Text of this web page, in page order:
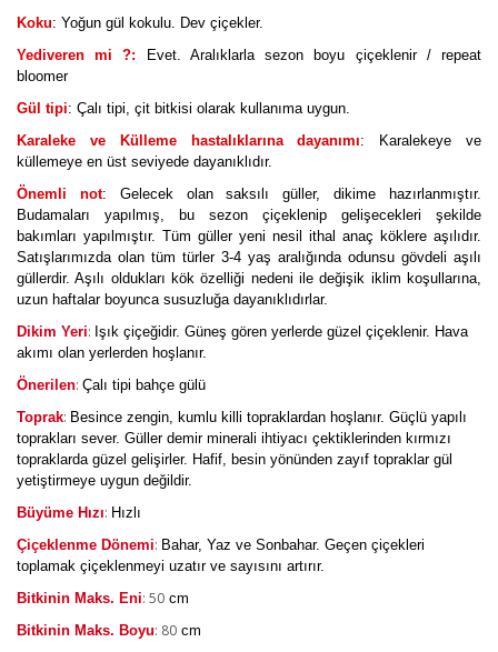
Koku: Yoğun gül kokulu. Dev çiçekler.
Yediveren mi ?:
Evet. Aralıklarla sezon boyu çiçeklenir / repeat
bloomer
Gül tipi: Çalı tipi, çit bitkisi olarak kullanıma uygun.
Karaleke ve Külleme hastalıklarına dayanımı: Karalekeye ve
küllemeye en üst seviyede dayanıklıdır.
Önemli not: Gelecek olan saksılı güller, dikime hazırlanmıştır.
Budamaları yapılmış, bu sezon çiçeklenip gelişecekleri şekilde
bakımları yapılmıştır. Tüm güller yeni nesil ithal anaç köklere aşılıdır.
Satışlarımızda olan tüm türler 3-4 yaş aralığında odunsu gövdeli aşılı
güllerdir. Aşılı oldukları kök özelliği nedeni ile değişik iklim koşullarına,
uzun haftalar boyunca susuzluğa dayanıklıdırlar.
Dikim Yeri: Işık çiçeğidir. Güneş gören yerlerde güzel çiçeklenir. Hava
akımı olan yerlerden hoşlanır.
Önerilen: Çalı tipi bahçe gülü
Toprak: Besince zengin, kumlu killi topraklardan hoşlanır. Güçlü yapılı
toprakları sever. Güller demir minerali ihtiyacı çektiklerinden kırmızı
topraklarda güzel gelişirler. Hafif, besin yönünden zayıf topraklar gül
yetiştirmeye uygun değildir.
Büyüme Hızı: Hızlı
Çiçeklenme Dönemi: Bahar, Yaz ve Sonbahar. Geçen çiçekleri
toplamak çiçeklenmeyi uzatır ve sayısını artırır.
Bitkinin Maks. Eni: 50 cm
Bitkinin Maks. Boyu: 80 cm